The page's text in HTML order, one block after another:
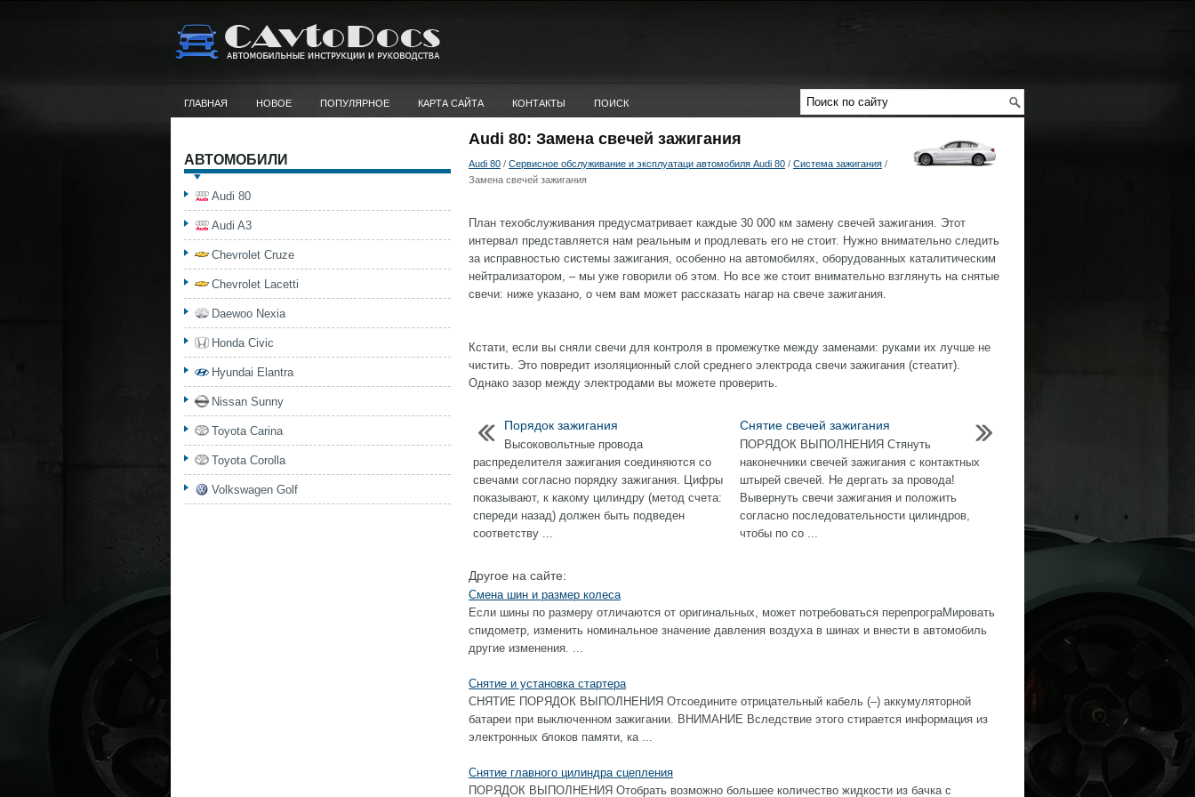
ГЛАВНАЯ НОВОЕ ПОПУЛЯРНОЕ КАРТА САЙТА КОНТАКТЫ ПОИСК
Audi 80: Замена свечей зажигания
Audi 80 / Сервисное обслуживание и эксплуатаци автомобиля Audi 80 / Система зажигания /
Замена свечей зажигания
План техобслуживания предусматривает каждые 30 000 км замену свечей зажигания. Этот
интервал представляется нам реальным и продлевать его не стоит. Нужно внимательно следить
за исправностью системы зажигания, особенно на автомобилях, оборудованных каталитическим
нейтрализатором, – мы уже говорили об этом. Но все же стоит внимательно взглянуть на снятые
свечи: ниже указано, о чем вам может рассказать нагар на свече зажигания.
Кстати, если вы сняли свечи для контроля в промежутке между заменами: руками их лучше не
чистить. Это повредит изоляционный слой среднего электрода свечи зажигания (стеатит).
Однако зазор между электродами вы можете проверить.
Порядок зажигания
Высоковольтные провода
распределителя зажигания соединяются со
свечами согласно порядку зажигания. Цифры
показывают, к какому цилиндру (метод счета:
спереди назад) должен быть подведен
соответству ...
Снятие свечей зажигания
ПОРЯДОК ВЫПОЛНЕНИЯ Стянуть
наконечники свечей зажигания с контактных
штырей свечей. Не дергать за провода!
Вывернуть свечи зажигания и положить
согласно последовательности цилиндров,
чтобы по со ...
Другое на сайте:
Смена шин и размер колеса
Если шины по размеру отличаются от оригинальных, может потребоваться перепрограМировать
спидометр, изменить номинальное значение давления воздуха в шинах и внести в автомобиль
другие изменения. ...
Снятие и установка стартера
СНЯТИЕ ПОРЯДОК ВЫПОЛНЕНИЯ Отсоедините отрицательный кабель (–) аккумуляторной
батареи при выключенном зажигании. ВНИМАНИЕ Вследствие этого стирается информация из
электронных блоков памяти, ка ...
Снятие главного цилиндра сцепления
ПОРЯДОК ВЫПОЛНЕНИЯ Отобрать возможно большее количество жидкости из бачка с
АВТОМОБИЛИ
Audi 80
Audi A3
Chevrolet Cruze
Chevrolet Lacetti
Daewoo Nexia
Honda Civic
Hyundai Elantra
Nissan Sunny
Toyota Carina
Toyota Corolla
Volkswagen Golf